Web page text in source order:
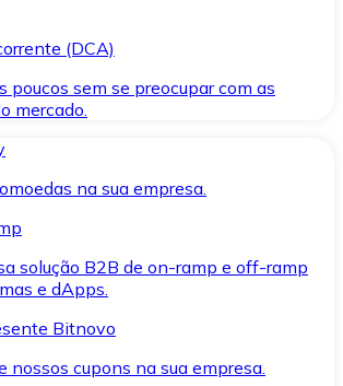
(DCA)
poucos sem se preocupar com as
mercado.
na sua empresa.
solução B2B de on-ramp e off-ramp
e dApps.
Bitnovo
nossos cupons na sua empresa.